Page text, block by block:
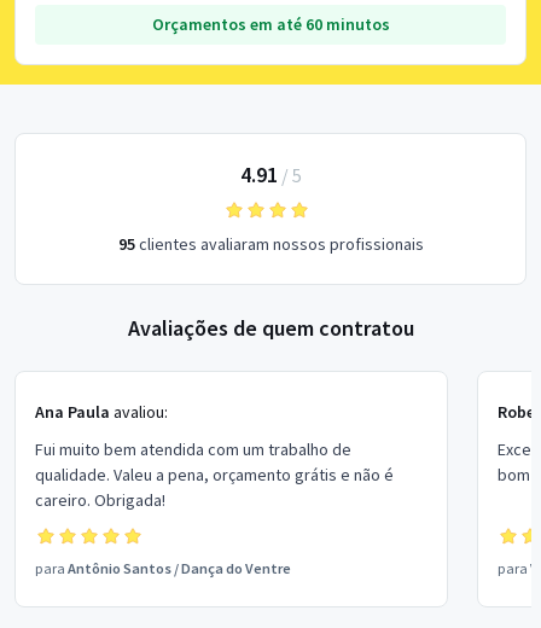
Orçamentos em até 60 minutos
4.91 / 5
95clientes avaliaram nossos profissionais
Avaliações de quem contratou
Ana Paula avaliou:
Fui muito bem atendida com um trabalho de
qualidade. Valeu a pena, orçamento grátis e não é
careiro. Obrigada!
para Antônio Santos /Dança do Ventre
bom
para